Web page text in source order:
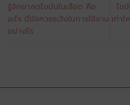
รู้จักยาลดไขมันในเลือด คือ
อะไร มีข้อควรระวังในการใช้งาน
อย่างไร
ไข
เท่า